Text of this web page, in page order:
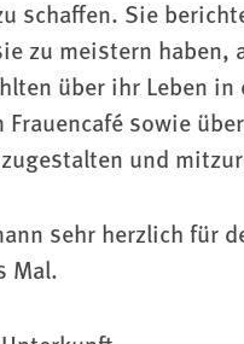
schaffen. Sie
zu meistern haben,
über ihr Leben
Frauencafé sowie
und
sehr herzlich für
Mal.